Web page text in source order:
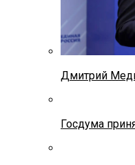
Дмитрий
Госдума